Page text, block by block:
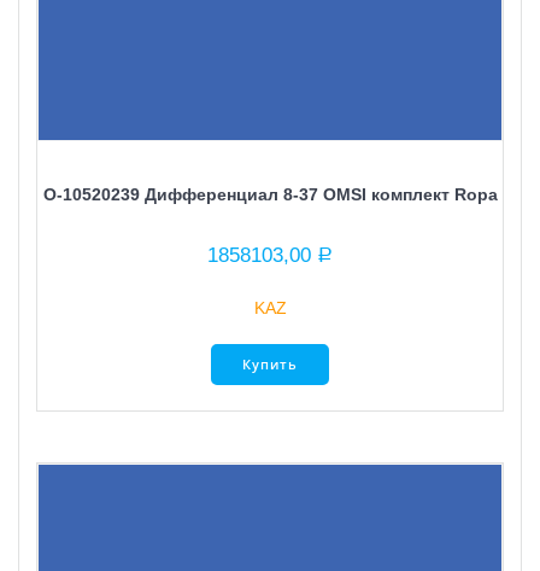
O-10520239 Дифференциал 8-37 OMSI комплект Ropa
1858103,00 Р
KAZ
Купить